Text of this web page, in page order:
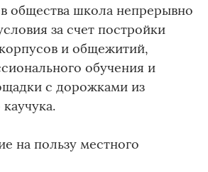
общества школа непрерывно
за счет постройки
и общежитий,
обучения и
с дорожками из
на пользу местного